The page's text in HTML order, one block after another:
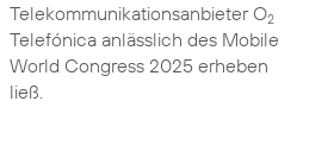
Telekommunikationsanbieter O2
Telefónica anlässlich des Mobile
World Congress 2025 erheben
ließ.